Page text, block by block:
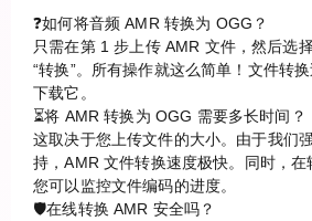
❓如何将音频 AMR 转换为 OGG？
只需在第 1 步上传 AMR 文件，然后选
“转换”。所有操作就这么简单！文件转
下载它。
⏳将 AMR 转换为 OGG 需要多长时间？
这取决于您上传文件的大小。由于我们
持，AMR 文件转换速度极快。同时，在
您可以监控文件编码的进度。
🛡️在线转换 AMR 安全吗？